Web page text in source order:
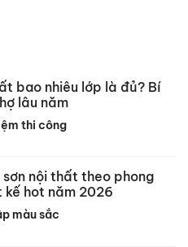
bao nhiêu lớp là đủ? Bí
lâu năm
thi công
sơn nội thất theo phong
hot năm 2026
màu sắc